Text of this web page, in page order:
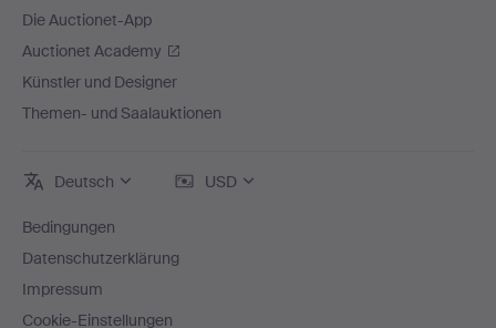
Die Auctionet-App
Auctionet Academy
Künstler und Designer
Themen- und Saalauktionen
Deutsch USD
Bedingungen
Datenschutzerklärung
Impressum
Cookie-Einstellungen